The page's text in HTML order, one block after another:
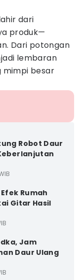
dari
produk—
Dari potongan
lembaran
mimpi besar
Robot Daur
Rumah
Gitar Hasil
Jam
Daur Ulang